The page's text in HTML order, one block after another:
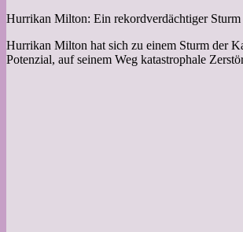
Hurrikan Milton: Ein rekordverdächtiger Sturm
Hurrikan Milton hat sich zu einem Sturm der
Potenzial, auf seinem Weg katastrophale